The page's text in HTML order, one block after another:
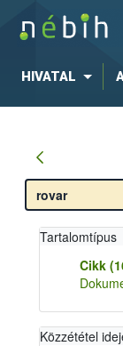
HIVATAL
Tartalomtípus
Cikk
Közzététel